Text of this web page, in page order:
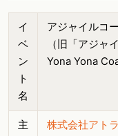
イ
ベ
ン
ト
名
アジャイルコ
（旧「アジャ
Yona Yona
主
株式会社アト